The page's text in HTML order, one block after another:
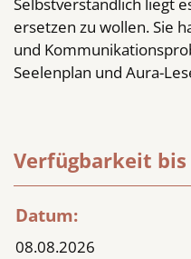
Selbstverständlich liegt
ersetzen zu wollen. Sie
und
Seelenplan und Aura-
Verfügbarkeit bis
Datum:
08.08.2026